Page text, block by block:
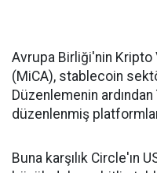
Avrupa Birliği'nin Kripto
(MiCA), stablecoin
Düzenlemenin
düzenlenmiş
Buna karşılık Circle'ın